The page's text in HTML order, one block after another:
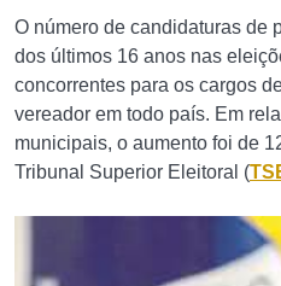
O número de candidaturas de
dos últimos 16 anos nas
concorrentes para os cargos
vereador em todo país. Em
municipais, o aumento foi de
Tribunal Superior Eleitoral (